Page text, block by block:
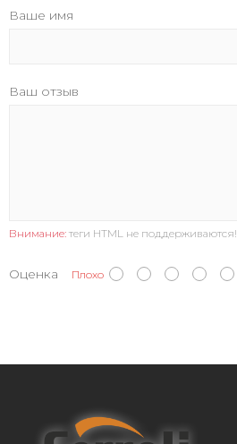
Ваше имя
Ваш отзыв
Внимание: теги HTML не поддерживаются!
Оценка Плохо